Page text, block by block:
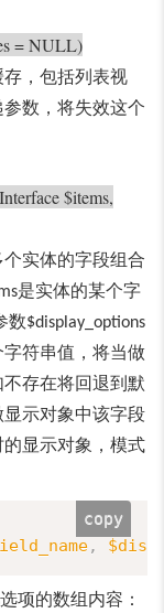
= NULL)
，包括列表视
数，将失效这个
$items,
实体的字段组合
是实体的某个字
数$display_options
符串值，将当做
存在将回退到默
示对象中该字段
显示对象，模式
,
copy
选项的数组内容：